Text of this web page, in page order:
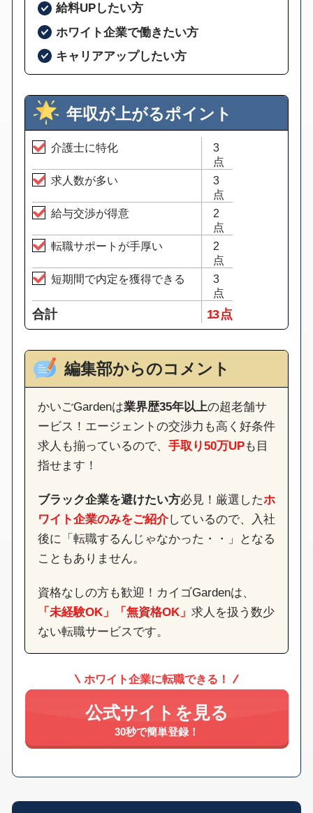
給料UPしたい方
ホワイト企業で働きたい方
キャリアアップしたい方
年収が上がるポイント
介護士に特化
3
点
求人数が多い
3
点
給与交渉が得意
2
点
転職サポートが手厚い
2
点
短期間で内定を獲得できる
3
点
合計 13 点
編集部からのコメント
かいごGardenは業界歴35年以上の超老舗サ
ービス！エージェントの交渉力も高く好条件
求人も揃っているので、 手取り50万UPも目
指せます！
ブラック企業を避けたい方必見！厳選したホ
ワイト企業のみをご紹介しているので、入社
後に「転職するんじゃなかった・・」となる
こともありません。
資格なしの方も歓迎！カイゴGardenは、
「未経験OK」「無資格OK」 求人を扱う数少
ない転職サービスです。
ホワイト企業に転職できる！
公式サイトを見る
30秒で簡単登録！